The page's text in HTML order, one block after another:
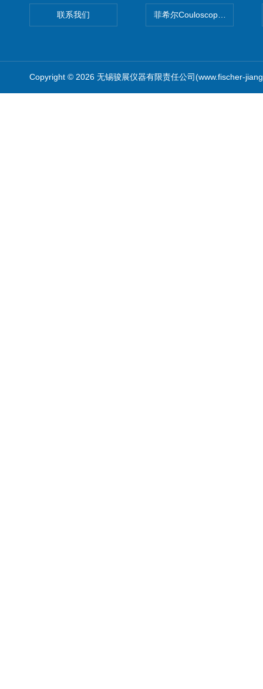
联系我们 菲希尔Couloscope CMS2电
Copyright © 2026 无锡骏展仪器有限责任公司(www.fischer-